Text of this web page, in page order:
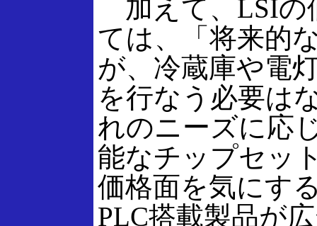
加えて、LSIの
ては、「将来的
が、冷蔵庫や電
を行なう必要は
れのニーズに応
能なチップセッ
価格面を気にす
PLC搭載製品が